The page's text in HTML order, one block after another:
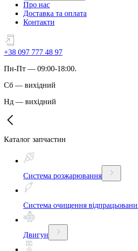
Про нас
Доставка та оплата
Контакти
+38 097 777 48 97
Пн-Пт — 09:00-18:00.
Сб — вихідний
Нд — вихідний
Каталог запчастин
Система розжарювання
Система очищення
Двигун